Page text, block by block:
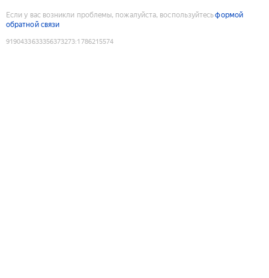
Если у вас возникли проблемы, пожалуйста, воспользуйтесьформой
обратной связи
9190433633356373273:1786215574